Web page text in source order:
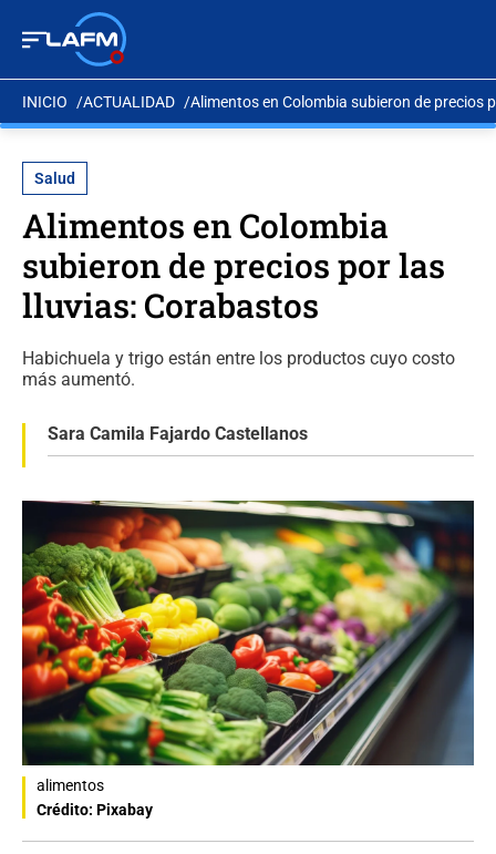
INICIO ACTUALIDAD Alimentos en Colombia subieron de precios
Salud
Alimentos en Colombia
subieron de precios por las
lluvias: Corabastos
Habichuela y trigo están entre los productos cuyo costo
más aumentó.
Sara Camila Fajardo Castellanos
alimentos
Crédito: Pixabay